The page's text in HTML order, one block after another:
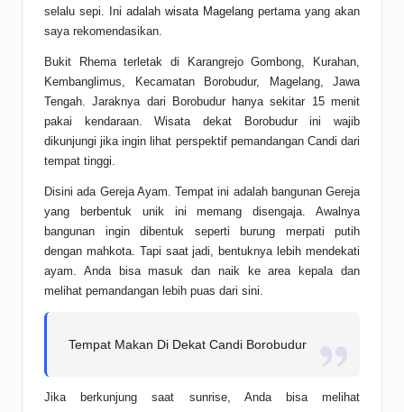
selalu sepi. Ini adalah wisata Magelang pertama yang akan
saya rekomendasikan.
Bukit Rhema terletak di Karangrejo Gombong, Kurahan,
Kembanglimus, Kecamatan Borobudur, Magelang, Jawa
Tengah. Jaraknya dari Borobudur hanya sekitar 15 menit
pakai kendaraan. Wisata dekat Borobudur ini wajib
dikunjungi jika ingin lihat perspektif pemandangan Candi dari
tempat tinggi.
Disini ada Gereja Ayam. Tempat ini adalah bangunan Gereja
yang berbentuk unik ini memang disengaja. Awalnya
bangunan ingin dibentuk seperti burung merpati putih
dengan mahkota. Tapi saat jadi, bentuknya lebih mendekati
ayam. Anda bisa masuk dan naik ke area kepala dan
melihat pemandangan lebih puas dari sini.
Tempat Makan Di Dekat Candi Borobudur
Jika berkunjung saat sunrise, Anda bisa melihat